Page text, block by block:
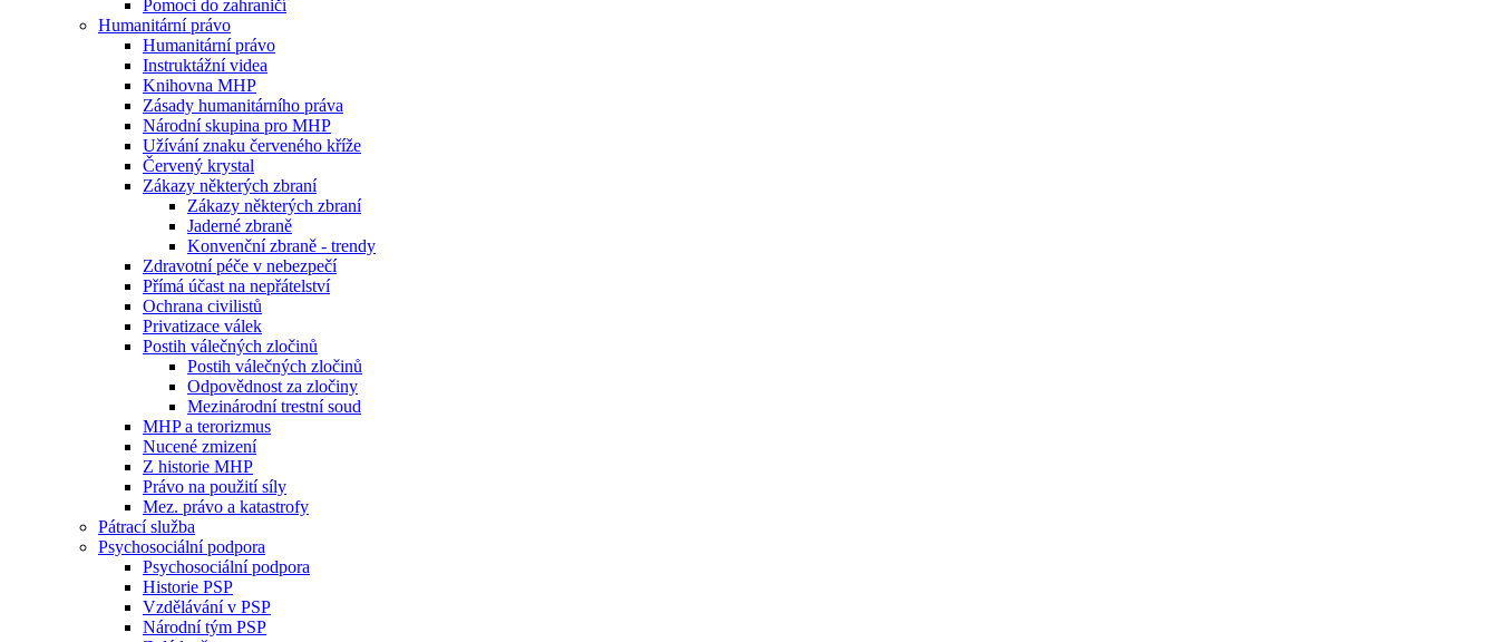
Pomoci do zahraničí
Humanitární právo
Humanitární právo
Instruktážní videa
Knihovna MHP
Zásady humanitárního práva
Národní skupina pro MHP
Užívání znaku červeného kříže
Červený krystal
Zákazy některých zbraní
Zákazy některých zbraní
Jaderné zbraně
Konvenční zbraně - trendy
Zdravotní péče v nebezpečí
Přímá účast na nepřátelství
Ochrana civilistů
Privatizace válek
Postih válečných zločinů
Postih válečných zločinů
Odpovědnost za zločiny
Mezinárodní trestní soud
MHP a terorizmus
Nucené zmizení
Z historie MHP
Právo na použití síly
Mez. právo a katastrofy
Pátrací služba
Psychosociální podpora
Psychosociální podpora
Historie PSP
Vzdělávání v PSP
Národní tým PSP